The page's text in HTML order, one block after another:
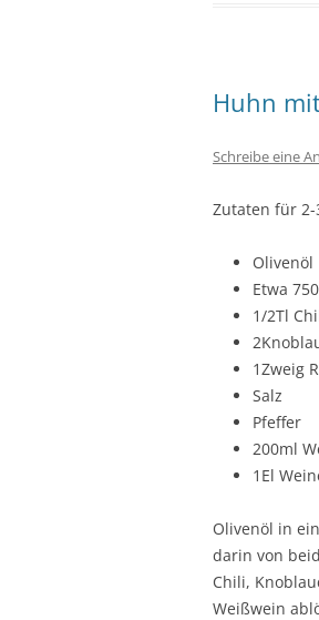
Huhn
Schreibe eine
Zutaten für 2-
Olivenöl
Etwa
1/2Tl
1Zweig
Salz
Pfeffer
200ml
1El
Olivenöl in
darin von
Chili,
Weißwein